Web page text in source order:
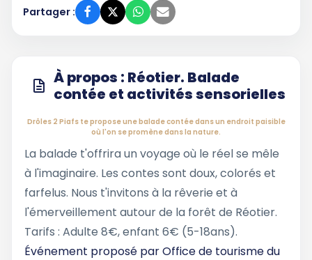
Partager :
À propos : Réotier. Balade
contée et activités sensorielles
Drôles 2 Piafs te propose une balade contée dans un endroit paisible
où l'on se promène dans la nature.
La balade t'offrira un voyage où le réel se mêle
à l'imaginaire. Les contes sont doux, colorés et
farfelus. Nous t'invitons à la rêverie et à
l'émerveillement autour de la forêt de Réotier.
Tarifs : Adulte 8€, enfant 6€ (5-18ans).
Événement proposé parOffice de tourisme du